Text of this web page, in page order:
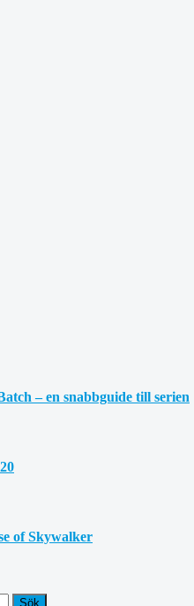
– en snabbguide till serien
of Skywalker
Sök